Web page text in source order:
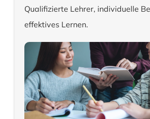
Qualifizierte Lehrer, individuelle
effektives Lernen.